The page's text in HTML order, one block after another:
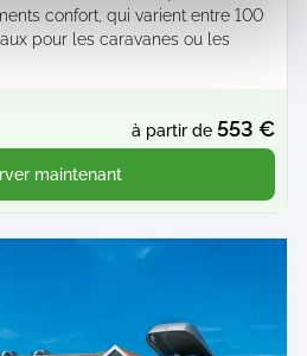
confort, qui varient entre 100
pour les caravanes ou les
à partir de 553 €
maintenant